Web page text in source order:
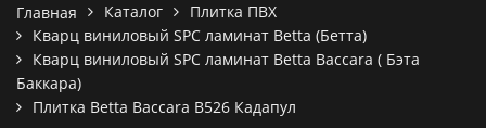
Главная Каталог
Плитка ПВХ
Кварц виниловый SPC ламинат Betta (Бетта)
Кварц виниловый SPC ламинат Betta Baccara ( Бэта
Баккара)
Плитка Betta Baccara B526 Кадапул